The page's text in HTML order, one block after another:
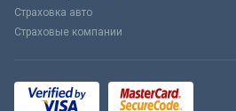
Страховка авто
Страховые компании